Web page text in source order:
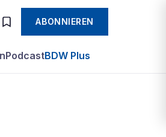
ABONNIEREN
PodcastBDW Plus